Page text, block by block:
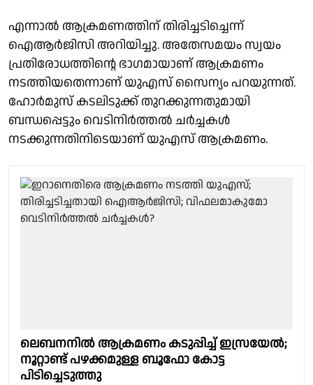
എന്നാല്‍ ആക്രമണത്തിന് തിരിച്ചടിച്ചെന്ന്
ഐആര്‍ജിസി അറിയിച്ചു. അതേസമയം സ്വയം
പ്രതിരോധത്തിന്റെ ഭാഗമായാണ് ആക്രമണം
നടത്തിയതെന്നാണ് യുഎസ് സൈന്യം പറയുന്നത്.
ഹോര്‍മുസ് കടലിടുക്ക് തുറക്കുന്നതുമായി
ബന്ധപ്പെട്ടും വെടിനിര്‍ത്തല്‍ ചര്‍ച്ചകള്‍
നടക്കുന്നതിനിടെയാണ് യുഎസ് ആക്രമണം.
ലെബനനില്‍ ആക്രമണം കടുപ്പിച്ച് ഇസ്രയേല്‍;
നൂറ്റാണ്ട് പഴക്കമുള്ള ബൂഫോ കോട്ട
പിടിച്ചെടുത്തു